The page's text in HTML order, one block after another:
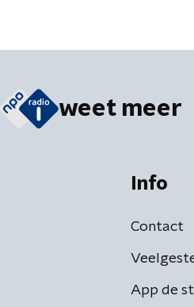
weet meer
Info
Contact
App de